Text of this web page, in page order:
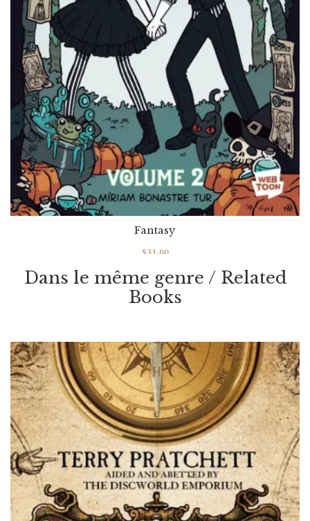
Hooky Volume 2
Fantasy
$31.00
Par / By Míriam Bonastre Tur
Dans le même genre / Related
Books